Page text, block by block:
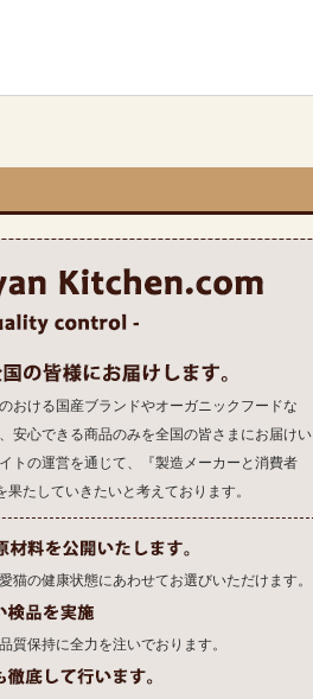
おける国産ブランドやオーガニックフードな
安心できる商品のみを全国の皆さまにお届けい
トの運営を通じて、『製造メーカーと消費者
果たしていきたいと考えております。
猫の健康状態にあわせてお選びいただけます。
質保持に全力を注いでおります。